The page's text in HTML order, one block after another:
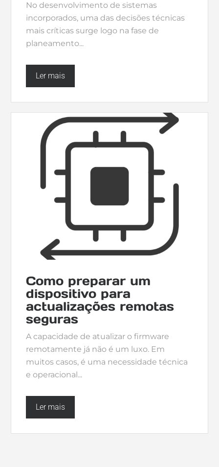
No desenvolvimento de sistemas
incorporados, uma das decisões técnicas
mais críticas surge logo na fase de
planeamento...
Ler mais
Como preparar um
dispositivo para
actualizações remotas
seguras
A capacidade de atualizar o firmware
remotamente já não é um luxo. Em
muitos casos, é uma necessidade técnica
e operacional...
Ler mais